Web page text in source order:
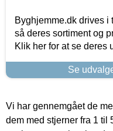
Byghjemme.dk drives
så deres sortiment og
Klik her for at se deres
Se
Vi har gennemgået de
dem med stjerner fra 1 til